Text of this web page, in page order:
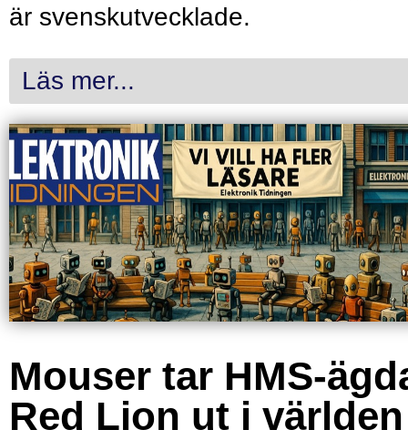
är svenskutvecklade.
Läs mer...
Mouser tar HMS-
Red Lion ut i världen